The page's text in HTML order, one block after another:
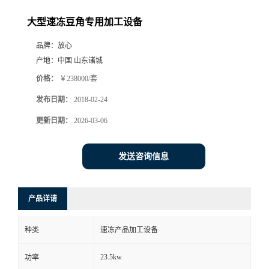
大型速冻豆角专用加工设备
品牌： 放心
产地： 中国 山东诸城
价格： ￥238000/套
发布日期： 2018-02-24
更新日期： 2026-03-06
发送咨询信息
产品详请
种类 速冻产品加工设备
功率 23.5kw